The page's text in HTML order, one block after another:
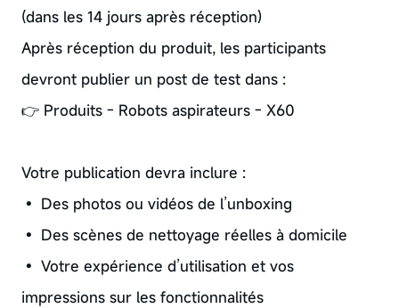
(dans les 14 jours après réception)
Après réception du produit, les participants
devront publier un post de test dans :
👉 Produits - Robots aspirateurs - X60
Votre publication devra inclure :
• Des photos ou vidéos de l’unboxing
• Des scènes de nettoyage réelles à domicile
• Votre expérience d’utilisation et vos
impressions sur les fonctionnalités